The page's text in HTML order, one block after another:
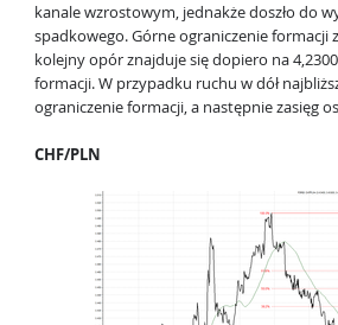
kanale wzrostowym, jednakże doszło do
spadkowego. Górne ograniczenie formacji
kolejny opór znajduje się dopiero na
formacji. W przypadku ruchu w dół
ograniczenie formacji, a następnie zasięg
CHF/PLN